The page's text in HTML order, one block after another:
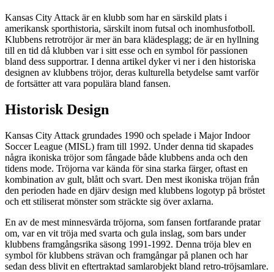
Kansas City Attack är en klubb som har en särskild plats i
amerikansk sporthistoria, särskilt inom futsal och inomhusfotboll.
Klubbens retrotröjor är mer än bara klädesplagg; de är en hyllning
till en tid då klubben var i sitt esse och en symbol för passionen
bland dess supportrar. I denna artikel dyker vi ner i den historiska
designen av klubbens tröjor, deras kulturella betydelse samt varför
de fortsätter att vara populära bland fansen.
Historisk Design
Kansas City Attack grundades 1990 och spelade i Major Indoor
Soccer League (MISL) fram till 1992. Under denna tid skapades
några ikoniska tröjor som fångade både klubbens anda och den
tidens mode. Tröjorna var kända för sina starka färger, oftast en
kombination av gult, blått och svart. Den mest ikoniska tröjan från
den perioden hade en djärv design med klubbens logotyp på bröstet
och ett stiliserat mönster som sträckte sig över axlarna.
En av de mest minnesvärda tröjorna, som fansen fortfarande pratar
om, var en vit tröja med svarta och gula inslag, som bars under
klubbens framgångsrika säsong 1991-1992. Denna tröja blev en
symbol för klubbens strävan och framgångar på planen och har
sedan dess blivit en eftertraktad samlarobjekt bland retro-tröjsamlare.